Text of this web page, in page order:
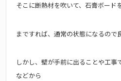
そこに断熱材を吹いて、石膏ボード
まですれば、通常の状態になるので
しかし、壁が手前に出ることや工事
などから